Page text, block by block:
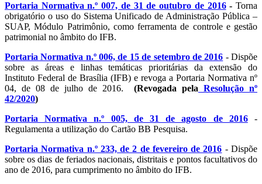
Portaria Normativa n.º 007, de 31 de outubro de 2016-Torna
obrigatório o uso do Sistema Unificado de Administração Pública –
SUAP, Módulo Patrimônio, como ferramenta de controle e gestão
patrimonial no âmbito do IFB.
Portaria Normativa n.º 006, de 15 de setembro de 2016 - Dispõe
sobre as áreas e linhas temáticas prioritárias da extensão do
Instituto Federal de Brasília (IFB) e revoga a Portaria Normativa nº
04, de 08 de julho de 2016.
(Revogada pela Resolução nº
42/2020)
Portaria Normativa n.º 005, de 31 de agosto de 2016
-
Regulamenta a utilização do Cartão BB Pesquisa.
Portaria Normativa n.º 233, de 2 de fevereiro de 2016 - Dispõe
sobre os dias de feriados nacionais, distritais e pontos facultativos do
ano de 2016, para cumprimento no âmbito do IFB.